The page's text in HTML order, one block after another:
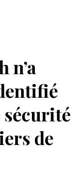
n’a
sécurité
de